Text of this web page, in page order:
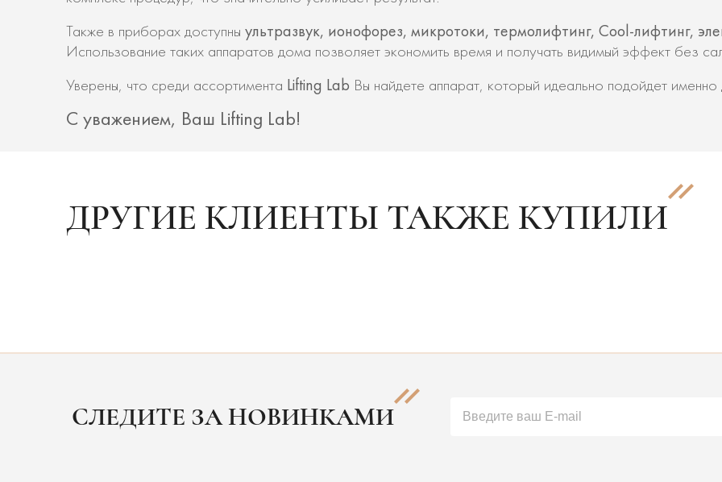
Также в приборах доступны ультразвук, ионофорез, микротоки, термолифтинг, Cool-лифтинг,
Использование таких аппаратов дома позволяет экономить время и получать видимый эффект без
Уверены, что среди ассортимента Lifting Lab Вы найдете аппарат, который идеально подойдет
С уважением, Ваш Lifting Lab!
ДРУГИЕ КЛИЕНТЫ ТАКЖЕ КУПИЛИ
СЛЕДИТЕ ЗА НОВИНКАМИ